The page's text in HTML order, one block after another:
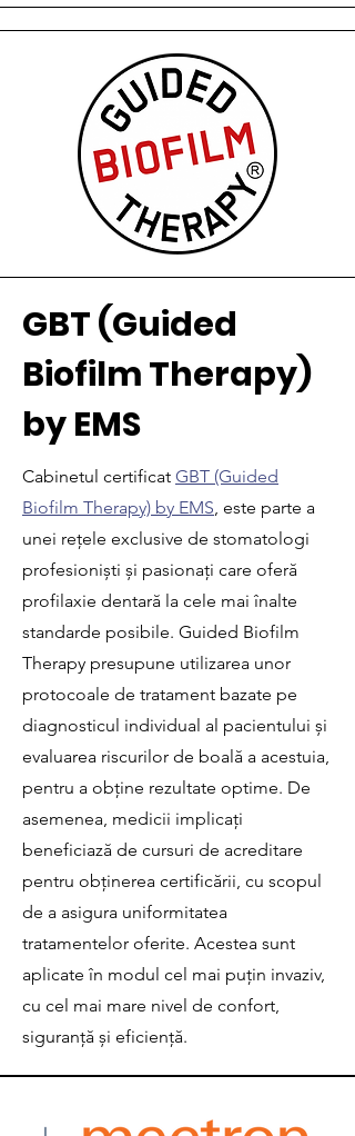
GBT (Guided
Biofilm Therapy)
by EMS
Cabinetul certificat GBT (Guided
Biofilm Therapy) by EMS, este parte a
unei rețele exclusive de stomatologi
profesioniști și pasionați care oferă
profilaxie dentară la cele mai înalte
standarde posibile. Guided Biofilm
Therapy presupune utilizarea unor
protocoale de tratament bazate pe
diagnosticul individual al pacientului și
evaluarea riscurilor de boală a acestuia,
pentru a obține rezultate optime. De
asemenea, medicii implicați
beneficiază de cursuri de acreditare
pentru obținerea certificării, cu scopul
de a asigura uniformitatea
tratamentelor oferite. Acestea sunt
aplicate în modul cel mai puțin invaziv,
cu cel mai mare nivel de confort,
siguranță și eficiență.